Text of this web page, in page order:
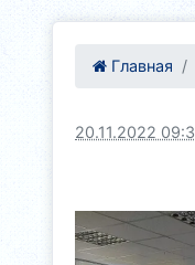
Главная
20.11.2022